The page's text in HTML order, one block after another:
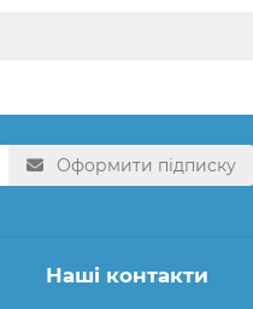
Оформити підписку
Наші контакти